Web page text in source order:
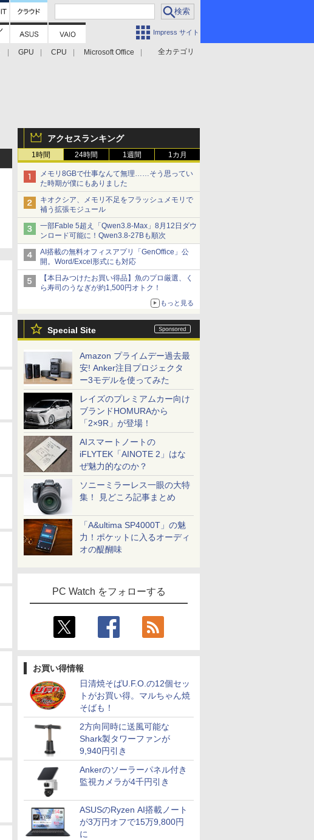
Impress サイト
全カテゴリ
GPU CPU
Microsoft Office
アクセスランキング
1時間 24時間 1週間 1カ月
メモリ8GBで仕事なんて無理……そう思ってい
た時期が僕にもありました
キオクシア、メモリ不足をフラッシュメモリで
補う拡張モジュール
一部Fable 5超え「Qwen3.8-Max」8月12日ダウ
ンロード可能に！Qwen3.8-27Bも順次
AI搭載の無料オフィスアプリ「GenOffice」公
開。Word/Excel形式にも対応
【本日みつけたお買い得品】魚のプロ厳選、く
ら寿司のうなぎが約1,500円オトク！
もっと見る
Special Site
Amazon プライムデー過去最
安! Anker注目プロジェクタ
ー3モデルを使ってみた
レイズのプレミアムカー向け
ブランドHOMURAから
「2×9R」が登場！
AIスマートノートの
iFLYTEK「AINOTE 2」はな
ぜ魅力的なのか？
ソニーミラーレス一眼の大特
集！ 見どころ記事まとめ
「A&ultima SP4000T」の魅
力！ポケットに入るオーディ
オの醍醐味
PC Watch をフォローする
お買い得情報
日清焼そばU.F.O.の12個セッ
トがお買い得。マルちゃん焼
そばも！
2方向同時に送風可能な
Shark製タワーファンが
9,940円引き
Ankerのソーラーパネル付き
監視カメラが4千円引き
ASUSのRyzen AI搭載ノート
が3万円オフで15万9,800円
に